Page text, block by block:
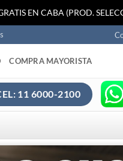
EN CABA (PROD.
COMPRA MAYORISTA
11 6000-2100